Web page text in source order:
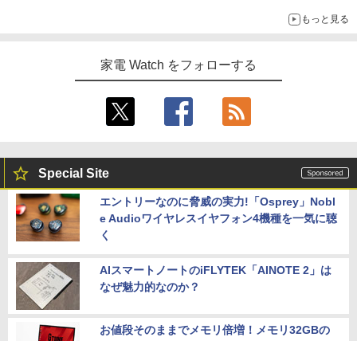
もっと見る
家電 Watch をフォローする
Special Site
エントリーなのに脅威の実力!「Osprey」Nobl
e Audioワイヤレスイヤフォン4機種を一気に聴
く
AIスマートノートのiFLYTEK「AINOTE 2」は
なぜ魅力的なのか？
お値段そのままでメモリ倍増！メモリ32GBの